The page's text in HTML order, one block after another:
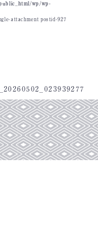
wp/wp-
attachment postid-927